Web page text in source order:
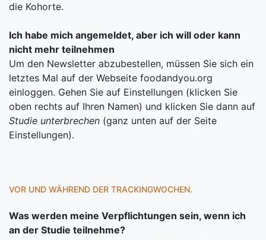
die Kohorte.
Ich habe mich angemeldet, aber ich will oder kann
nicht mehr teilnehmen
Um den Newsletter abzubestellen, müssen Sie sich ein
letztes Mal auf der Webseite foodandyou.org
einloggen. Gehen Sie auf Einstellungen (klicken Sie
oben rechts auf Ihren Namen) und klicken Sie dann auf
Studie unterbrechen (ganz unten auf der Seite
Einstellungen).
VOR UND WÄHREND DER TRACKINGWOCHEN.
Was werden meine Verpflichtungen sein, wenn ich
an der Studie teilnehme?